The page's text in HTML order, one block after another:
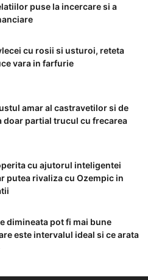
puse la incercare si a
cu rosii si usturoi, reteta
vara in farfurie
amar al castravetilor si de
doar partial trucul cu frecarea
cu ajutorul inteligentei
putea rivaliza cu Ozempic in
dimineata pot fi mai bune
este intervalul ideal si ce arata